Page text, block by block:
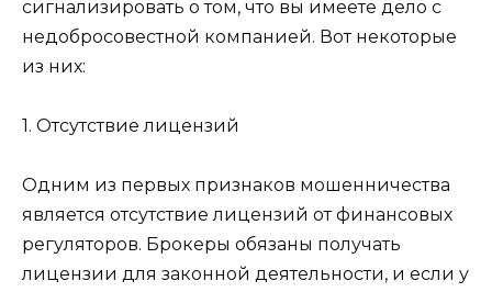
сигнализировать о том, что вы имеете дело с
недобросовестной компанией. Вот некоторые
из них:
1. Отсутствие лицензий
Одним из первых признаков мошенничества
является отсутствие лицензий от финансовых
регуляторов. Брокеры обязаны получать
лицензии для законной деятельности, и если у